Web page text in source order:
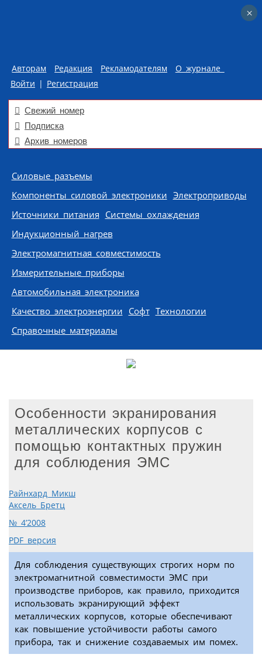
Авторам Редакция Рекламодателям
О журнале
Войти | Регистрация
Свежий номер
Подписка
Архив номеров
Skip to content
Силовые разъемы
Компоненты силовой электроники Электроприводы
Источники питания Системы охлаждения
Индукционный нагрев
Электромагнитная совместимость
Измерительные приборы
Автомобильная электроника
Качество электроэнергии Софт Технологии
Справочные материалы
Особенности экранирования
металлических корпусов с
помощью контактных пружин
для соблюдения ЭМС
Райнхард Микш
Аксель Бретц
№ 4’2008
PDF версия
Для соблюдения существующих строгих норм по
электромагнитной совместимости ЭМС при
производстве приборов, как правило, приходится
использовать экранирующий эффект
металлических корпусов, которые обеспечивают
как повышение устойчивости работы самого
прибора, так и снижение создаваемых им помех.
×
×